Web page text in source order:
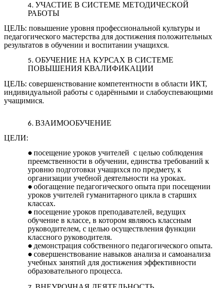
УЧАСТИЕ В СИСТЕМЕ МЕТОДИЧЕСКОЙ
РАБОТЫ
ЦЕЛЬ: повышение уровня профессиональной культуры и
педагогического мастерства для достижения положительных
результатов в обучении и воспитании учащихся.
ОБУЧЕНИЕ НА КУРСАХ В СИСТЕМЕ
ПОВЫШЕНИЯ КВАЛИФИКАЦИИ
ЦЕЛЬ: совершенствование компетентности в области ИКТ,
индивидуальной работы с одарёнными и слабоуспевающими
учащимися.
ВЗАИМООБУЧЕНИЕ
ЦЕЛИ:
посещение уроков учителей с целью соблюдения
преемственности в обучении, единства требований к
уровню подготовки учащихся по предмету, к
организации учебной деятельности на уроках.
обогащение педагогического опыта при посещении
уроков учителей гуманитарного цикла в старших
классах.
посещение уроков преподавателей, ведущих
обучение в классе, в котором являюсь классным
руководителем, с целью осуществления функции
классного руководителя.
демонстрация собственного педагогического опыта.
совершенствование навыков анализа и самоанализа
учебных занятий для достижения эффективности
образовательного процесса.